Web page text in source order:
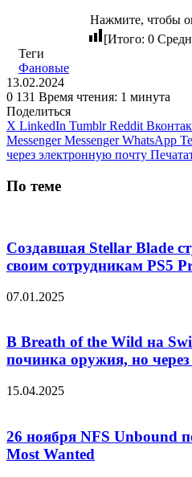
Нажмите, чтобы
[Итого: 0
Теги
Фановые
13.02.2024
0 131 Время чтения: 1 минута
Поделиться
X LinkedIn Tumblr Reddit
Messenger Messenger WhatsApp
через электронную почту
По теме
Создавшая Stellar Blade
своим сотрудникам PS5
07.01.2025
В Breath of the Wild на
починка оружия, но
15.04.2025
26 ноября NFS Unbound
Most Wanted